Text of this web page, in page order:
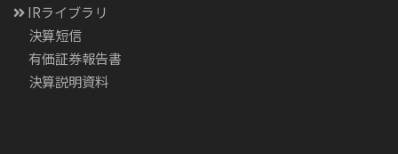
IRライブラリ
決算短信
有価証券報告書
決算説明資料